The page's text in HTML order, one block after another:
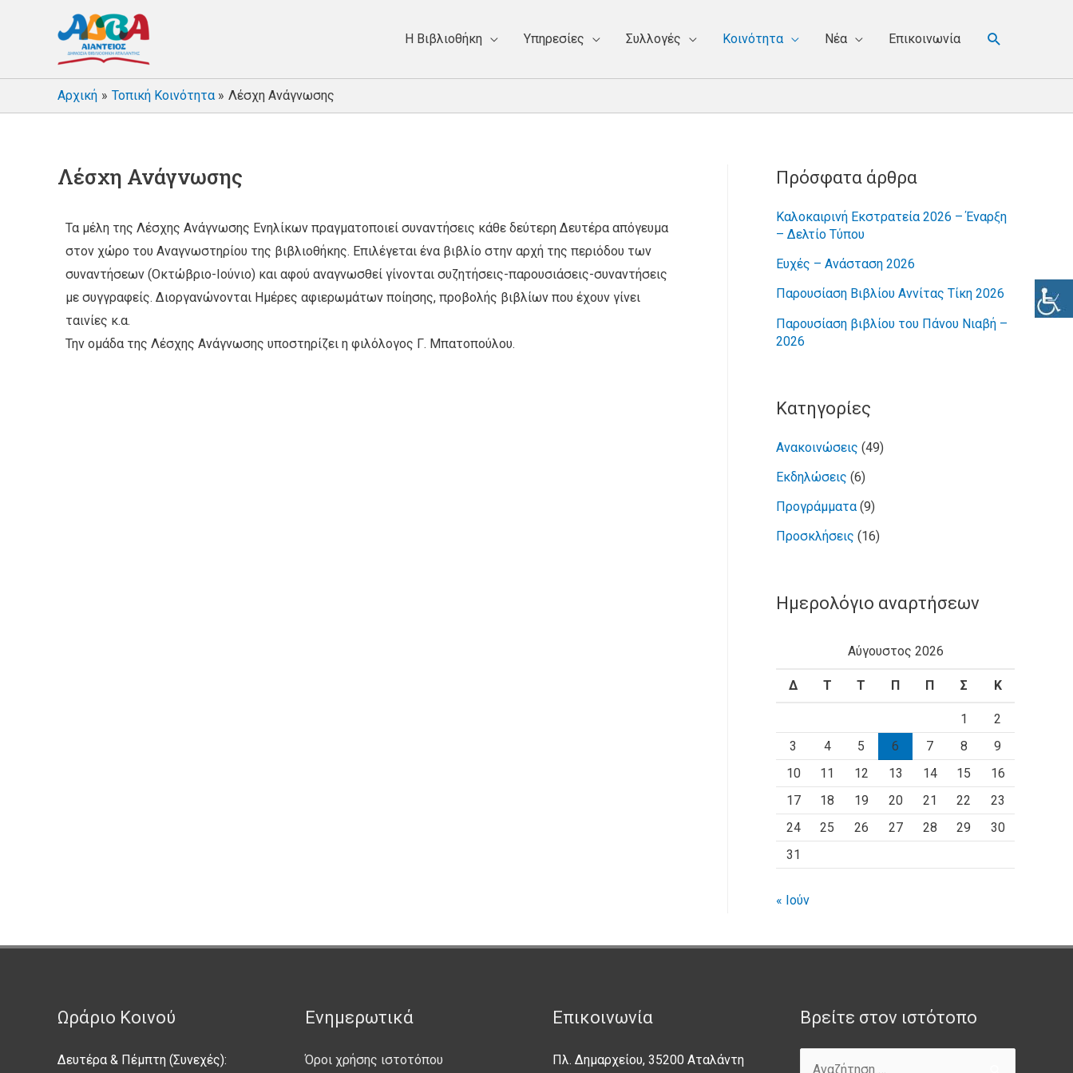
Η Bιβλιοθήκη Υπηρεσίες Συλλογές Κοινότητα Νέα Επικοινωνία
Αρχική Τοπική Κοινότητα Λέσχη Ανάγνωσης
Λέσχη Ανάγνωσης
Τα μέλη της Λέσχης Ανάγνωσης Ενηλίκων πραγματοποιεί συναντήσεις κάθε δεύτερη Δευτέρα απόγευμα
στον χώρο του Αναγνωστηρίου της βιβλιοθήκης. Επιλέγεται ένα βιβλίο στην αρχή της περιόδου των
συναντήσεων (Οκτώβριο-Ιούνιο) και αφού αναγνωσθεί γίνονται συζητήσεις-παρουσιάσεις-συναντήσεις
με συγγραφείς. Διοργανώνονται Ημέρες αφιερωμάτων ποίησης, προβολής βιβλίων που έχουν γίνει
ταινίες κ.α.
Την ομάδα της Λέσχης Ανάγνωσης υποστηρίζει η φιλόλογος Γ. Μπατοπούλου.
Πρόσφατα άρθρα
Καλοκαιρινή Εκστρατεία 2026 – Έναρξη
– Δελτίο Τύπου
Ευχές – Ανάσταση 2026
Παρουσίαση Βιβλίου Αννίτας Τίκη 2026
Παρουσίαση βιβλίου του Πάνου Νιαβή –
2026
Kατηγορίες
Ανακοινώσεις (49)
Εκδηλώσεις (6)
Προγράμματα(9)
Προσκλήσεις (16)
Ημερολόγιο αναρτήσεων
Αύγουστος 2026
Δ Τ Τ Π Π Σ Κ
1
2
3
4 5 6 7 8
9
10
11 12 13 14 15
16
17
18 19 20 21 22
23
24
25 26 27 28 29
30
31
« Ιούν
Ωράριο Κοινού
Δευτέρα & Πέμπτη (Συνεχές):
Ενημερωτικά
Όροι χρήσης ιστοτόπου
Επικοινωνία
Πλ. Δημαρχείου, 35200 Αταλάντη
Βρείτε στον ιστότοπο